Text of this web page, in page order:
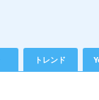
トレンド